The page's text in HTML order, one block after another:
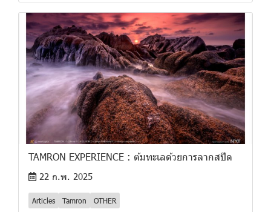
TAMRON EXPERIENCE : ต้มทะเลด้วยการลากสปีด
22 ก.พ. 2025
Articles Tamron OTHER